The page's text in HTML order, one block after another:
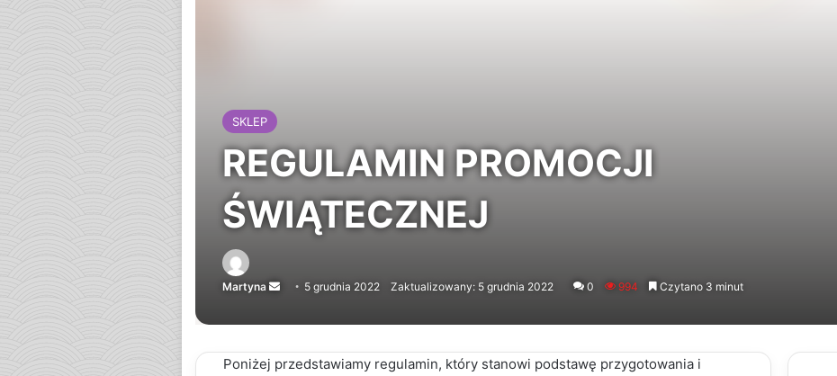
SKLEP
REGULAMIN PROMOCJI
ŚWIĄTECZNEJ
Martyna
Send5 grudnia 2022 Zaktualizowany: 5 grudnia 2022 0 994 Czytano 3 minut
Poniżej przedstawiamy regulamin, który stanowi podstawę przygotowania i